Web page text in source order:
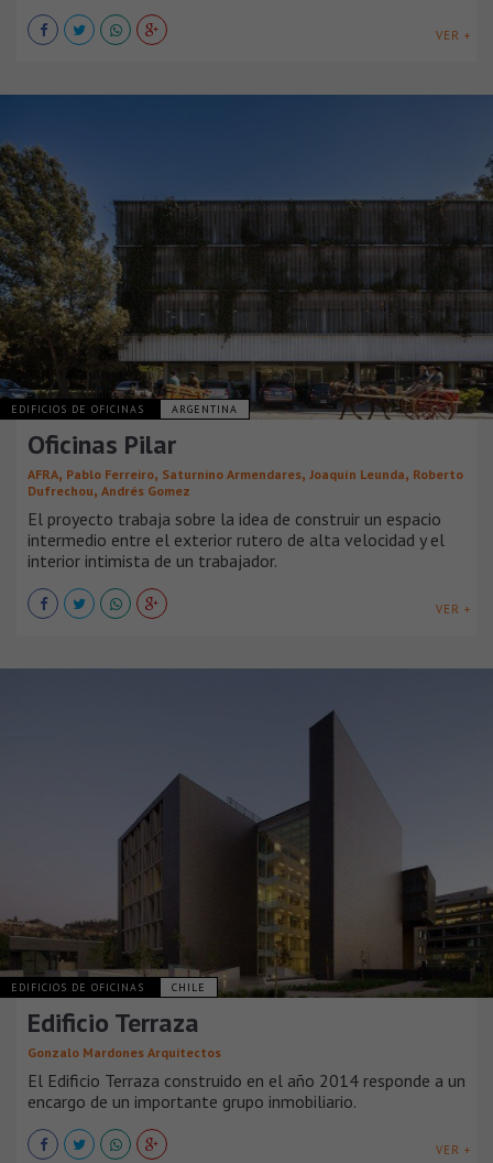
VER +
EDIFICIOS DE OFICINAS ARGENTINA
Oficinas Pilar
AFRA, Pablo Ferreiro, Saturnino Armendares, Joaquín Leunda, Roberto
Dufrechou, Andrés Gomez
El proyecto trabaja sobre la idea de construir un espacio
intermedio entre el exterior rutero de alta velocidad y el
interior intimista de un trabajador.
VER +
EDIFICIOS DE OFICINAS CHILE
Edificio Terraza
Gonzalo Mardones Arquitectos
El Edificio Terraza construido en el año 2014 responde a un
encargo de un importante grupo inmobiliario.
VER +